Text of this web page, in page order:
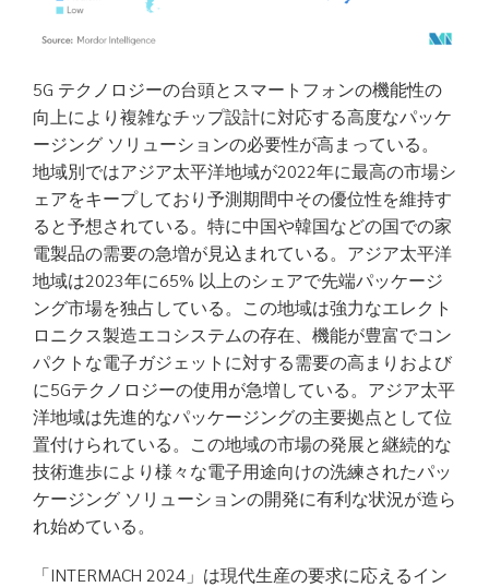
5G テクノロジーの台頭とスマートフォンの機能性の
向上により複雑なチップ設計に対応する高度なパッケ
ージング ソリューションの必要性が高まっている。
地域別ではアジア太平洋地域が2022年に最高の市場シ
ェアをキープしており予測期間中その優位性を維持す
ると予想されている。特に中国や韓国などの国での家
電製品の需要の急増が見込まれている。アジア太平洋
地域は2023年に65% 以上のシェアで先端パッケージ
ング市場を独占している。この地域は強力なエレクト
ロニクス製造エコシステムの存在、機能が豊富でコン
パクトな電子ガジェットに対する需要の高まりおよび
に5Gテクノロジーの使用が急増している。アジア太平
洋地域は先進的なパッケージングの主要拠点として位
置付けられている。この地域の市場の発展と継続的な
技術進歩により様々な電子用途向けの洗練されたパッ
ケージング ソリューションの開発に有利な状況が造ら
れ始めている。
「INTERMACH 2024」は現代生産の要求に応えるイン